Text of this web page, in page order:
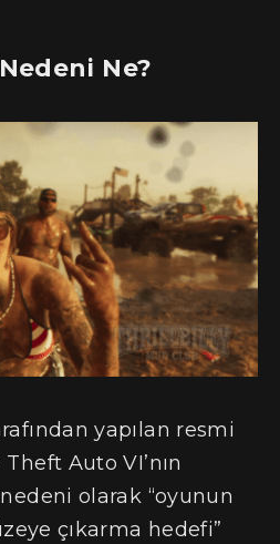
Ne?
yapılan resmi
Auto VI’nın
olarak “oyunun
çıkarma hedefi”